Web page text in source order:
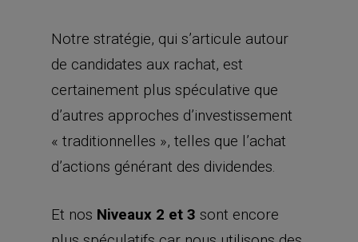
Notre stratégie, qui s’articule autour
de candidates aux rachat, est
certainement plus spéculative que
d’autres approches d’investissement
« traditionnelles », telles que l’achat
d’actions générant des dividendes.
Et nos Niveaux 2 et 3 sont encore